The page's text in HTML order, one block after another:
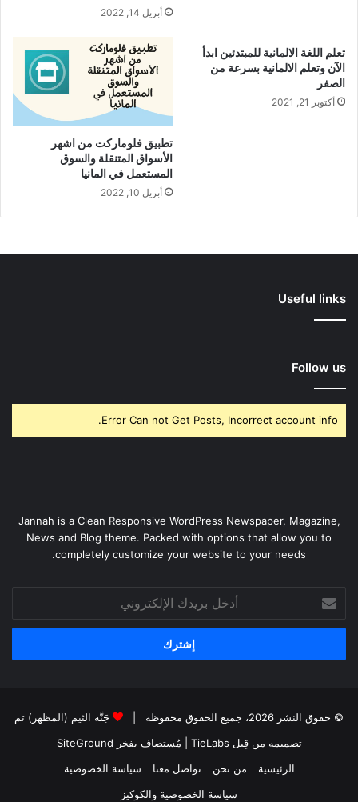
أبريل 14, 2022
تعلم اللغة الالمانية للمبتدئين ابدأ
الآن وتعلم الالمانية بسرعة من
الصفر
أكتوبر 21, 2021
تطبيق فلوماركت من اشهر
الأسواق المتنقلة والسوق
المستعمل في المانيا
أبريل 10, 2022
Useful links
Follow us
Error Can not Get Posts, Incorrect account info.
Jannah is a Clean Responsive WordPress Newspaper, Magazine,
News and Blog theme. Packed with options that allow you to
completely customize your website to your needs.
بريدك
الإلكتروني
© حقوق النشر 2026، جميع الحقوق محفوظة |
جَنَّة الثيم (المظهر) تم
تصميمه من قِبل TieLabs
| مُستضاف بفخر SiteGround
الرئيسية
من نحن تواصل معنا
سياسة الخصوصية
سياسة الخصوصية والكوكيز